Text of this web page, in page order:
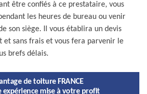
être confiés à ce prestataire, vous
les heures de bureau ou venir
son siège. Il vous établira un devis
sans frais et vous fera parvenir le
brefs délais.
de toiture FRANCE
expérience mise à votre profit